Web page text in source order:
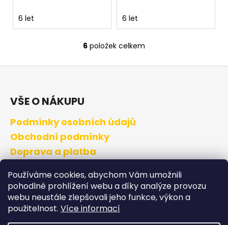
Používáme cookies, abychom Vám umožnili
pohodlné prohlížení webu a díky analýze provozu
webu neustále zlepšovali jeho funkce, výkon a
použitelnost. Více informací
6 let 6 let
O
v
c
í
r
v
k
y
v
ý
p
6 položek celkem
VŠE O NÁKUPU
Podmínky osobních údajů
Obchodní podmínky
Doprava a platba
DALOshop
Kontakty